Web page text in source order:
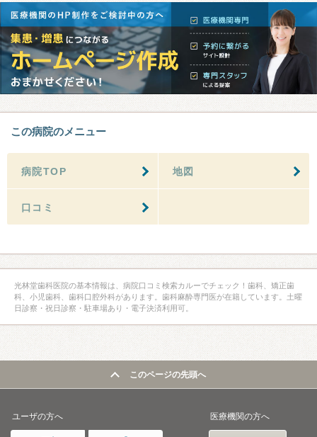
この病院のメニュー
病院TOP 地図
口コミ
光林堂歯科医院の基本情報は、病院口コミ検索カルーでチェック！歯科、矯正歯
科、小児歯科、歯科口腔外科があります。歯科麻酔専門医が在籍しています。土曜
日診察・祝日診察・駐車場あり・電子決済利用可。
このページの先頭へ
ユーザの方へ 医療機関の方へ